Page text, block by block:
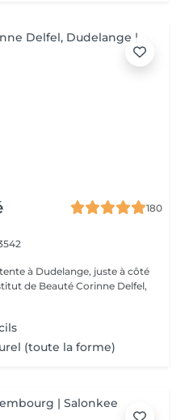
180
à Dudelange, juste à côté
(toute la forme)